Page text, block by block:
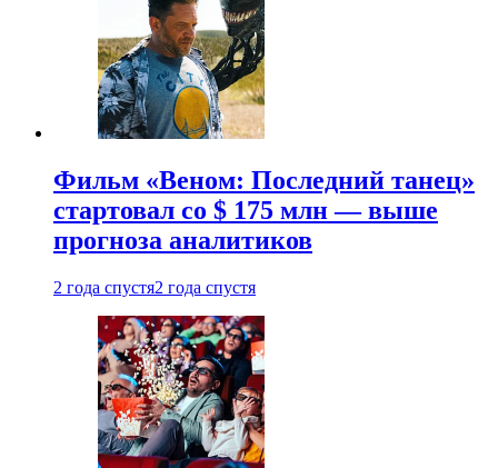
Фильм «Веном: Последний танец»
стартовал со $ 175 млн — выше
прогноза аналитиков
2 года спустя2 года спустя